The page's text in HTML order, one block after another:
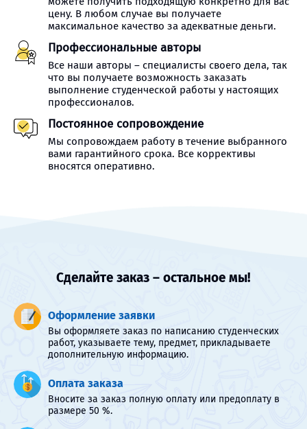
цену. В любом случае вы получаете
максимальное качество за адекватные деньги.
Профессиональные авторы
Все наши авторы – специалисты своего дела, так
что вы получаете возможность заказать
выполнение студенческой работы у настоящих
профессионалов.
Постоянное сопровождение
Мы сопровождаем работу в течение выбранного
вами гарантийного срока. Все коррективы
вносятся оперативно.
Сделайте заказ – остальное мы!
Оформление заявки
Вы оформляете заказ по написанию студенческих
работ, указываете тему, предмет, прикладываете
дополнительную информацию.
Оплата заказа
Вносите за заказ полную оплату или предоплату в
размере 50 %.